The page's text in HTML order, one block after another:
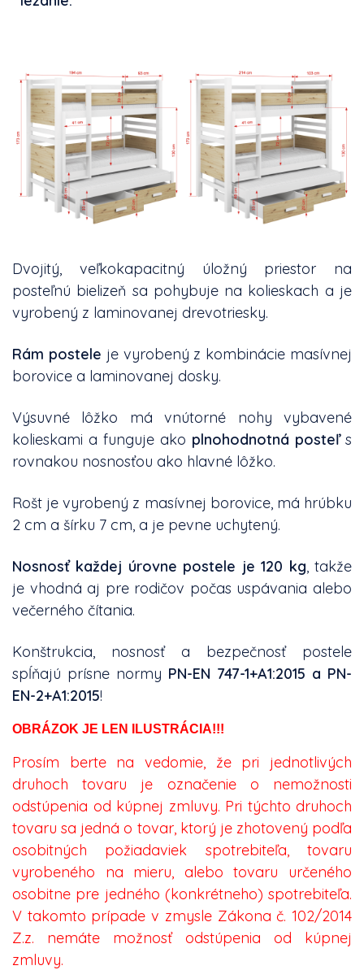
Dvojitý, veľkokapacitný úložný priestor na
posteľnú bielizeň sa pohybuje na kolieskach a je
vyrobený z laminovanej drevotriesky.
Rám postele je vyrobený z kombinácie masívnej
borovice a laminovanej dosky.
Výsuvné lôžko má vnútorné nohy vybavené
kolieskami a funguje ako plnohodnotná posteľs
rovnakou nosnosťou ako hlavné lôžko.
Rošt je vyrobený z masívnej borovice, má hrúbku
2 cm a šírku 7 cm, a je pevne uchytený.
Nosnosť každej úrovne postele je 120 kg, takže
je vhodná aj pre rodičov počas uspávania alebo
večerného čítania.
Konštrukcia, nosnosť a bezpečnosť postele
spĺňajú prísne normy PN-EN 747-1+A1:2015 a PN-
EN-2+A1:2015!
OBRÁZOK JE LEN ILUSTRÁCIA!!!
Prosím berte na vedomie, že pri jednotlivých
druhoch tovaru je označenie o nemožnosti
odstúpenia od kúpnej zmluvy. Pri týchto druhoch
tovaru sa jedná o tovar, ktorý je zhotovený podľa
osobitných požiadaviek spotrebiteľa, tovaru
vyrobeného na mieru, alebo tovaru určeného
osobitne pre jedného (konkrétneho) spotrebiteľa.
V takomto prípade v zmysle Zákona č. 102/2014
Z.z. nemáte možnosť odstúpenia od kúpnej
zmluvy.